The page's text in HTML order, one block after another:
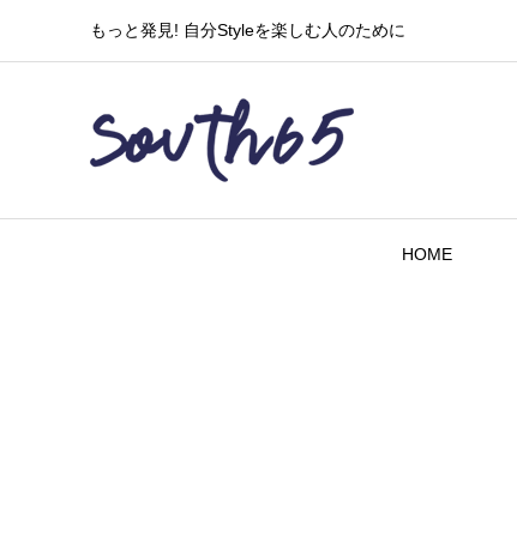
もっと発見! 自分Styleを楽しむ人のために
HOME